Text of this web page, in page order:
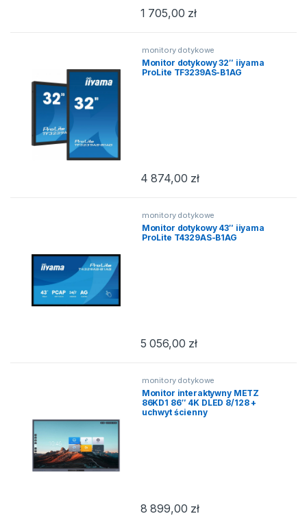
1 705,00 zł
monitory dotykowe
Monitor dotykowy 32″ iiyama
ProLite TF3239AS-B1AG
4 874,00 zł
monitory dotykowe
Monitor dotykowy 43″ iiyama
ProLite T4329AS-B1AG
5 056,00 zł
monitory dotykowe
Monitor interaktywny METZ
86KD1 86″ 4K DLED 8/128 +
uchwyt ścienny
8 899,00 zł